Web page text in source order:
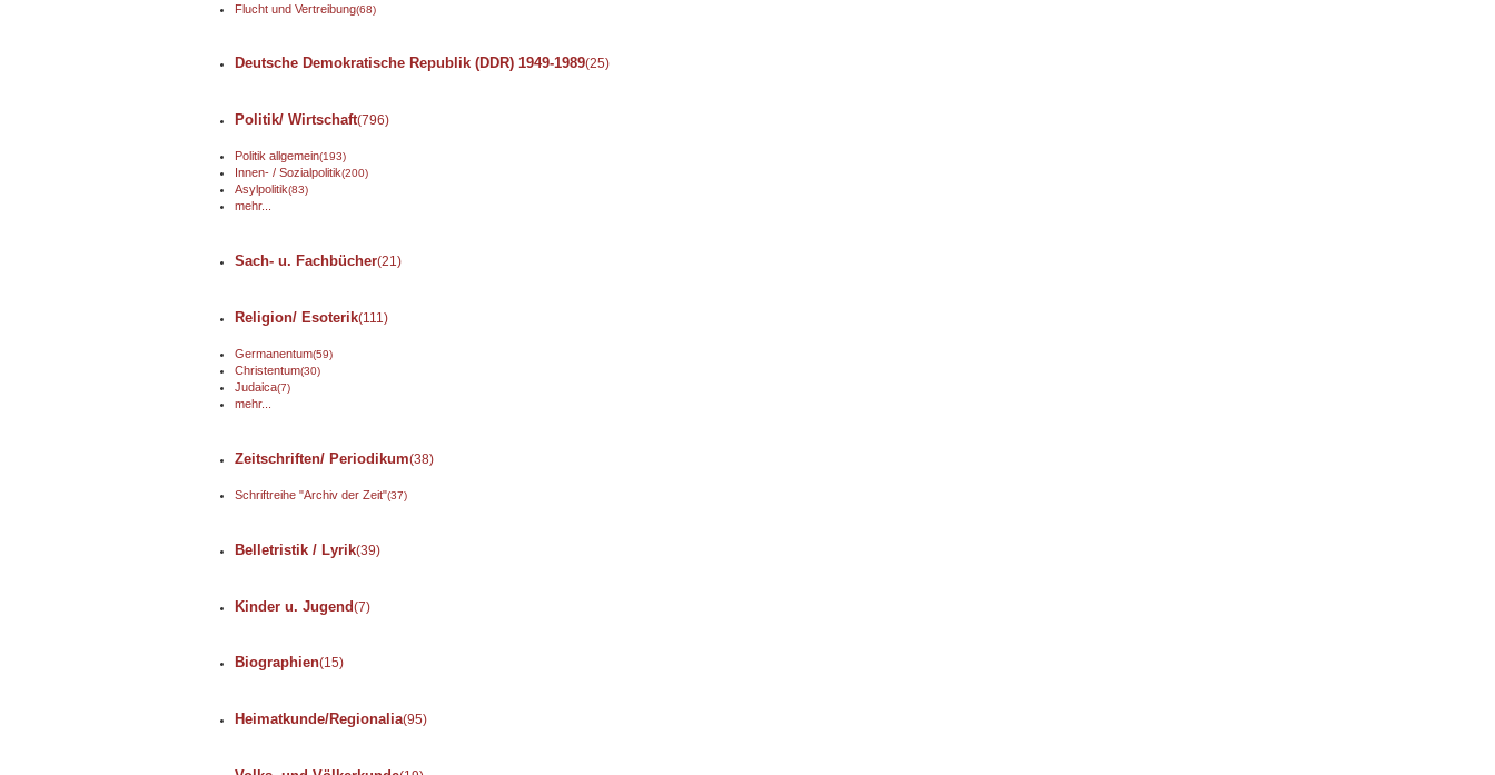
Flucht und Vertreibung(68)
Deutsche Demokratische Republik (DDR) 1949-1989(25)
Politik/ Wirtschaft(796)
Politik allgemein(193)
Innen- / Sozialpolitik(200)
Asylpolitik(83)
mehr...
Sach- u. Fachbücher(21)
Religion/ Esoterik(111)
Germanentum(59)
Christentum(30)
Judaica(7)
mehr...
Zeitschriften/ Periodikum(38)
Schriftreihe "Archiv der Zeit"(37)
Belletristik / Lyrik(39)
Kinder u. Jugend(7)
Biographien(15)
Heimatkunde/Regionalia(95)